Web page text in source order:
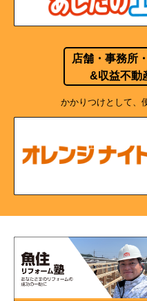
店舗・事務所
&収益不動
かかりつけとして、